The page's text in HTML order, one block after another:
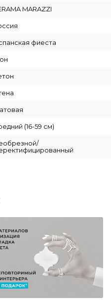
MARAZZI
фиеста
(16-59 см)